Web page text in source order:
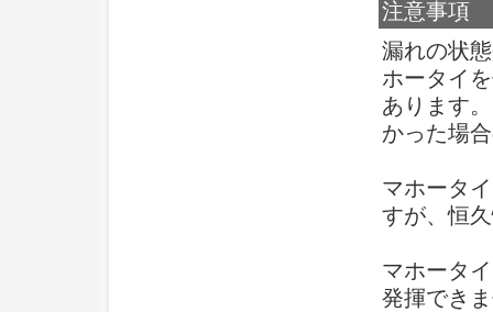
注意事項
漏れの状
ホータイ
あります
かった場
マホータ
すが、恒
マホータ
発揮でき